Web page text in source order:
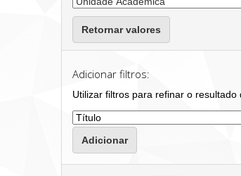
Retornar valores
Adicionar filtros:
Utilizar filtros para refinar o resultado